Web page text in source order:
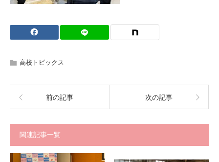
高校トピックス
前の記事 次の記事
関連記事一覧